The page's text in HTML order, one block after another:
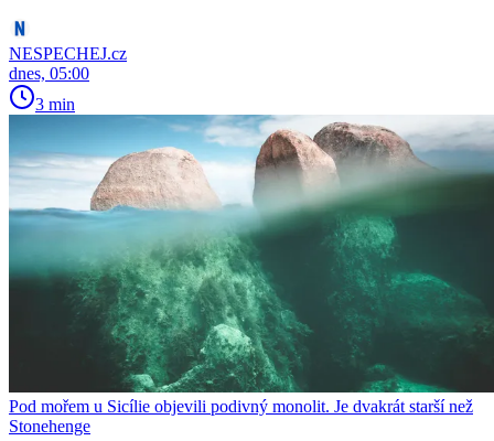
NESPECHEJ.cz
dnes, 05:00
3 min
Pod mořem u Sicílie objevili podivný monolit. Je dvakrát starší než
Stonehenge